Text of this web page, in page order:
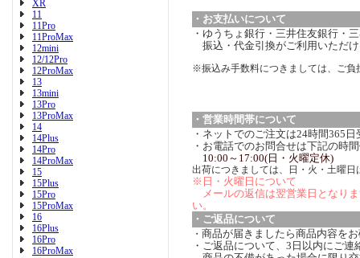
XR
11
11Pro
11ProMax
12mini
12/12Pro
12ProMax
13
13mini
13Pro
13ProMax
14
14Plus
14Pro
14ProMax
15
15Plus
15Pro
15ProMax
16
16Plus
16Pro
16ProMax
・お支払いについて
・ゆうちょ銀行・三井住友銀行・
振込・代金引換がご利用いただ
※振込み手数料につきましては、ご負
・営業時間帯について
・ネットでのご注文は24時間365
・お電話でのお問合せは下記の時
10:00～17:00(日・火曜定休)
出荷につきましては、日・火・土曜日
※日・火曜日について
メールの返信は翌営業日となり
い。
・ご返品について
・ 商品が届きましたら商品内容を
・ご返品について、3日以内にご連